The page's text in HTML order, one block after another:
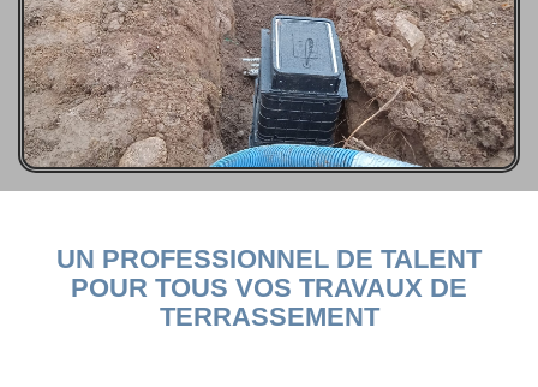
UN PROFESSIONNEL DE TALENT
POUR TOUS VOS TRAVAUX DE
TERRASSEMENT